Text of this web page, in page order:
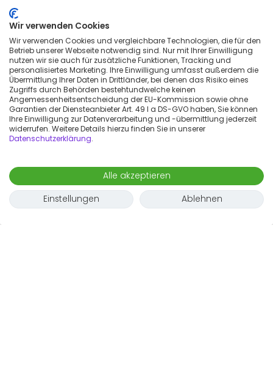
apple
Wir verwenden Cookies
Wir verwenden Cookies und vergleichbare Technologien, die für den
Betrieb unserer Webseite notwendig sind. Nur mit Ihrer Einwilligung
nutzen wir sie auch für zusätzliche Funktionen, Tracking und
personalisiertes Marketing. Ihre Einwilligung umfasst außerdem die
Übermittlung Ihrer Daten in Drittländer, bei denen das Risiko eines
Zugriffs durch Behörden bestehtundwelche keinen
Angemessenheitsentscheidung der EU-Kommission sowie ohne
Garantien der Diensteanbieter Art. 49 I a DS-GVO haben, Sie können
Ihre Einwilligung zur Datenverarbeitung und -übermittlung jederzeit
widerrufen. Weitere Details hierzu finden Sie in unserer
Datenschutzerklärung.
Alle akzeptieren
Einstellungen
Ablehnen